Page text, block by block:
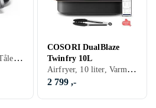
Airfryer, 5.3 liter, Tåler oppvaskmaskin, Display, Non-stick, Lett å rengjøre, 1750 W
COSORI DualBlaze
Twinfry 10L
Airfryer, 10 liter, Varmeisolert utside, Timer, Automatisk avstengning, Tåler oppvaskmaskin, Display, Non-stick, Dobbel firtyr kurv, Lett å rengjøre, 2800 W
2 799 ,-